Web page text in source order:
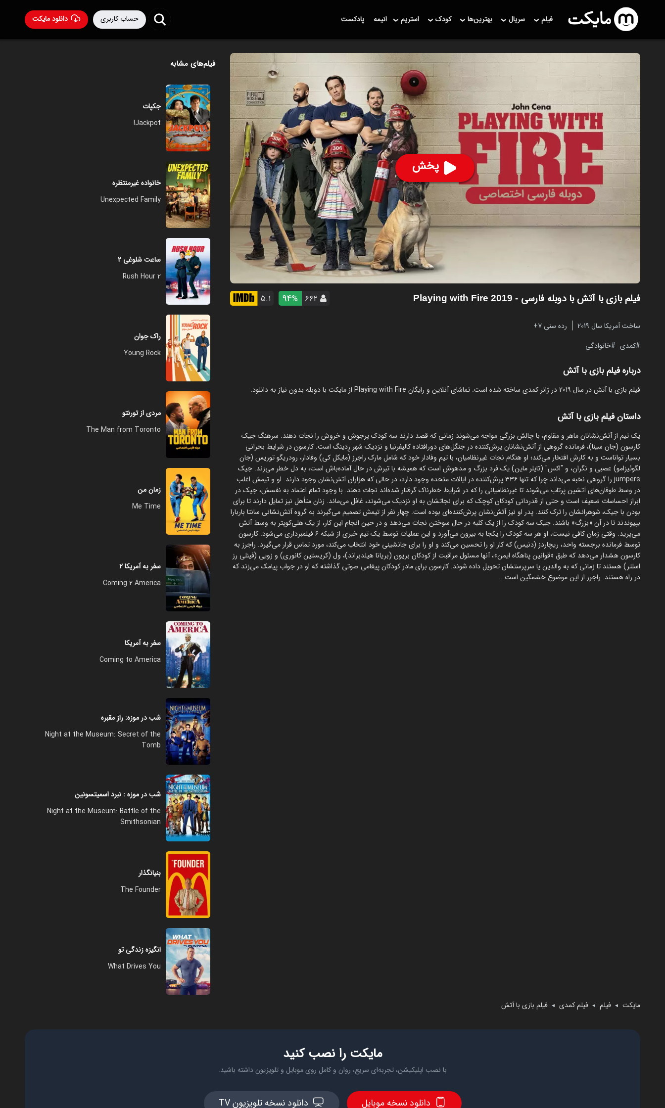
دانلود مایکت حساب کاربری فیلم سریال بهترین‌ها کودک استریم انیمه پادکست
پخش
فیلم بازی با آتش با دوبله فارسی - Playing with Fire 2019 ۶۶۲ 94% ۵.۱
ساخت آمریکا سال 2019
رده سنی ۷+
کمدی
خانوادگی
درباره فیلم بازی با آتش
فیلم بازی با آتش در سال 2019 در ژانر کمدی ساخته شده است. تماشای آنلاین و رایگان Playing with Fire از مایکت با دوبله بدون نیاز به دانلود.
داستان فیلم بازی با آتش
یک تیم از آتش‌نشانان ماهر و مقاوم، با چالش بزرگی مواجه می‌شوند زمانی که قصد دارند سه کودک پرجوش و خروش را نجات دهند. سرهنگ جیک
کارسون (جان سینا)، فرمانده گروهی از آتش‌نشانان پرش‌کننده در جنگل‌های دورافتاده کالیفرنیا و نزدیک شهر رِدینگ است. کارسون در شرایط بحرانی
بسیار تواناست و به کارش افتخار می‌کند؛ او هنگام نجات غیرنظامیان، با تیم وفادار خود که شامل مارک راجرز (مایکل کی) وفادار، رودریگو توریس (جان
لگوئیزامو) عصبی و نگران، و "اکس" (تایلر ماین) یک فرد بزرگ و مدهوش است که همیشه با تبرش در حال آماده‌باش است، به دل خطر می‌زند. جیک
jumpers را گروهی نخبه می‌داند چرا که تنها ۳۳۶ پرش‌کننده در ایالات متحده وجود دارد، در حالی که هزاران آتش‌نشان وجود دارند. او و تیمش اغلب
در وسط طوفان‌های آتشین پرتاب می‌شوند تا غیرنظامیانی را که در شرایط خطرناک گرفتار شده‌اند نجات دهند. با وجود تمام اعتماد به نفسش، جیک در
ابراز احساسات ضعیف است و حتی از قدردانی کودکان کوچک که برای نجاتشان به او نزدیک می‌شوند، غافل می‌ماند. زنان متأهل نیز تمایل دارند تا برای
بودن با جیک، شوهرانشان را ترک کنند. پدر او نیز آتش‌نشان پرش‌کننده‌ای بوده است. چهار نفر از تیمش تصمیم می‌گیرند به گروه آتش‌نشانی سانتا باربارا
بپیوندند تا در آن «بزرگ» باشند. جیک سه کودک را از یک کلبه در حال سوختن نجات می‌دهد و در حین انجام این کار، از یک هلی‌کوپتر به وسط آتش
می‌پرید. وقتی زمان کافی نیست، او هر سه کودک را یکجا به بیرون می‌آورد و این عملیات توسط یک تیم خبری از شبکه ۶ فیلمبرداری می‌شود. کارسون
توسط فرمانده برجسته واحد، ریچاردز (دنیس) که کار او را تحسین می‌کند و او را برای جانشینی خود انتخاب می‌کند، مورد تماس قرار می‌گیرد. راجرز به
کارسون هشدار می‌دهد که طبق «قوانین پناهگاه ایمن»، آنها مسئول مراقبت از کودکان بریون (بریانا هیلدبراند)، ول (کریستین کانوری) و زویی (فینلی رز
اسلتر) هستند تا زمانی که به والدین یا سرپرستشان تحویل داده شوند. کارسون برای مادر کودکان پیغامی صوتی گذاشته که او در جواب پیامک می‌زند که
در راه هستند. راجرز از این موضوع خشمگین است...
مایکت ◄ فیلم ◄ فیلم کمدی ◄ فیلم بازی با آتش
فیلم‌های مشابه
جکپات
Jackpot!
خانواده غیرمنتظره
Unexpected Family
ساعت شلوغی ۲
Rush Hour 2
راک جوان
Young Rock
مردی از تورنتو
The Man from Toronto
زمان من
Me Time
سفر به آمریکا ۲
Coming 2 America
سفر به آمریکا
Coming to America
شب در موزه: راز مقبره
Night at the Museum: Secret of the
Tomb
شب در موزه : نبرد اسمیتسونین
Night at the Museum: Battle of the
Smithsonian
بنیانگذار
The Founder
انگیزه زندگی تو
What Drives You
مایکت را نصب کنید
با نصب اپلیکیشن، تجربه‌ای سریع، روان و کامل روی موبایل و تلویزیون داشته باشید.
دانلود نسخه موبایل دانلود نسخه تلویزیون TV